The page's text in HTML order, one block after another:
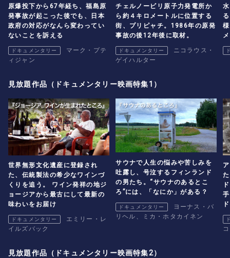
原爆投下から67年経ち、福島原
発事故が起こった後でも、日本
政府の対応がなんら変わってい
ないことを訴える
ドキュメンタリー
マーク・プテ
ィジャン
チェルノービリ原子力発電所か
ら約４キロメートルに位置する
街、プリピャチ。1986年の原発
事故の後12年後に取材。
ドキュメンタリー
ニコラウス・
ゲイハルター
見放題作品（ドキュメンタリー映画特集1）
世界無形文化遺産に登録され
た、伝統製法の希少なワインづ
くりを追う。 ワイン発祥の地ジ
ョージアから最古にして最新の
味わいをお届け
ドキュメンタリー
エミリー・レ
イルズバック
サウナで人生の悩みや苦しみを
吐露し、号泣するフィンランド
の男たち。“サウナのあるとこ
ろ”には、「なにか」がある？
ドキュメンタリー
ヨーナス・バ
リヘル、ミカ・ホタカイネン
見放題作品（ドキュメンタリー映画特集2）